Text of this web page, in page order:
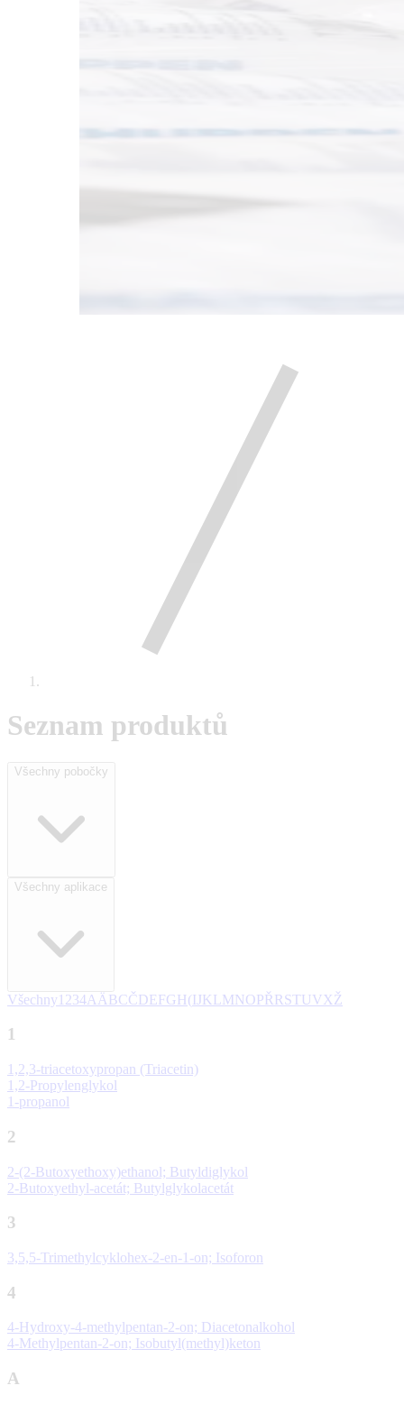
Seznam produktů
Všechny pobočky
Všechny aplikace
Všechny 1 234A ÄBCČDEFGH(I JKLMNOPŘRSTUVXŽ
1
1,2,3-triacetoxypropan (Triacetin)
1,2-Propylenglykol
1-propanol
2
2-(2-Butoxyethoxy)ethanol; Butyldiglykol
2-Butoxyethyl-acetát; Butylglykolacetát
3
3,5,5-Trimethylcyklohex-2-en-1-on; Isoforon
4
4-Hydroxy-4-methylpentan-2-on; Diacetonalkohol
4-Methylpentan-2-on; Isobutyl(methyl)keton
A